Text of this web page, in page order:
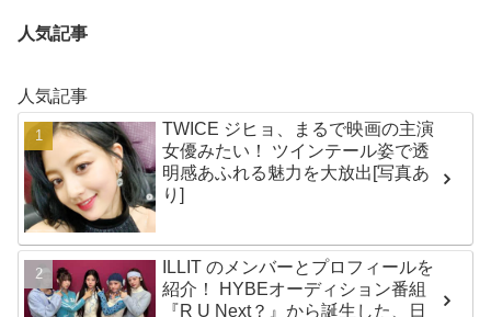
人気記事
人気記事
TWICE ジヒョ、まるで映画の主演
女優みたい！ ツインテール姿で透
明感あふれる魅力を大放出[写真あ
り]
ILLIT のメンバーとプロフィールを
紹介！ HYBEオーディション番組
『R U Next？』から誕生した、日